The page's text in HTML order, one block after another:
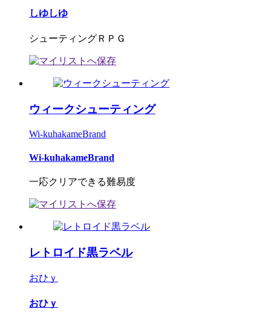
しゆしゆ
シューティングＲＰＧ
ウィークシューティング
Wi-kuhakameBrand
Wi-kuhakameBrand
一応クリアできる難易度
レトロイド黒ラベル
おひｙ
おひｙ